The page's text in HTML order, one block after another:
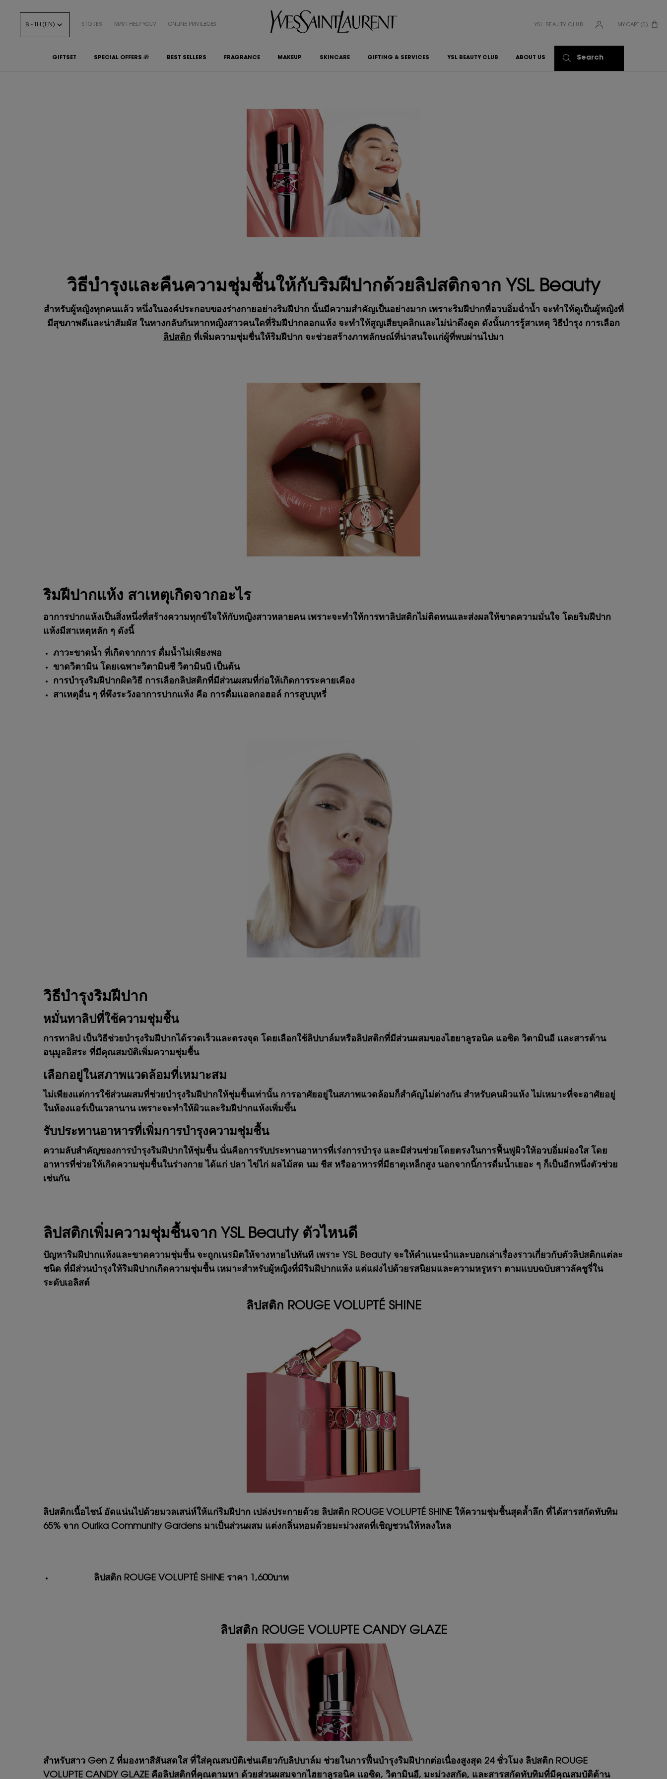
฿ - TH (EN) STORES MAY I HELP YOU? ONLINE PRIVILEGES YSL BEAUTY CLUB MY CART 0
0 PRODUCT IN CART
GIFTSET SPECIAL OFFERS 🎁 BEST SELLERS FRAGRANCE MAKEUP SKINCARE GIFTING & SERVICES YSL BEAUTY CLUB ABOUT US Search
วิธีบำรุงและคืนความชุ่มชื้นให้กับริมฝีปากด้วยลิปสติกจาก YSL Beauty
สำหรับผู้หญิงทุกคนแล้ว หนึ่งในองค์ประกอบของร่างกายอย่างริมฝีปาก นั้นมีความสำคัญเป็นอย่างมาก เพราะริมฝีปากที่อวบอิ่มฉ่ำน้ำ จะทำให้ดูเป็นผู้หญิงที่
มีสุขภาพดีและน่าสัมผัส ในทางกลับกันหากหญิงสาวคนใดที่ริมฝีปากลอกแห้ง จะทำให้สูญเสียบุคลิกและไม่น่าดึงดูด ดังนั้นการรู้สาเหตุ วิธีบำรุง การเลือก
ลิปสติก ที่เพิ่มความชุ่มชื่นให้ริมฝีปาก จะช่วยสร้างภาพลักษณ์ที่น่าสนใจแก่ผู้ที่พบผ่านไปมา
ริมฝีปากแห้ง สาเหตุเกิดจากอะไร
อาการปากแห้งเป็นสิ่งหนึ่งที่สร้างความทุกข์ใจให้กับหญิงสาวหลายคน เพราะจะทำให้การทาลิปสติกไม่ติดทนและส่งผลให้ขาดความมั่นใจ โดยริมฝีปาก
แห้งมีสาเหตุหลัก ๆ ดังนี้
ภาวะขาดน้ำ ที่เกิดจากการ ดื่มน้ำไม่เพียงพอ
ขาดวิตามิน โดยเฉพาะวิตามินซี วิตามินบี เป็นต้น
การบำรุงริมฝีปากผิดวิธี การเลือกลิปสติกที่มีส่วนผสมที่ก่อให้เกิดการระคายเคือง
สาเหตุอื่น ๆ ที่พึงระวังอาการปากแห้ง คือ การดื่มแอลกอฮอล์ การสูบบุหรี่
วิธีบำรุงริมฝีปาก
หมั่นทาลิปที่ใช้ความชุ่มชื้น
การทาลิป เป็นวิธีช่วยบำรุงริมฝีปากได้รวดเร็วและตรงจุด โดยเลือกใช้ลิปบาล์มหรือลิปสติกที่มีส่วนผสมของไฮยาลูรอนิค แอซิด วิตามินอี และสารต้าน
อนุมูลอิสระ ที่มีคุณสมบัติเพิ่มความชุ่มชื้น
เลือกอยู่ในสภาพแวดล้อมที่เหมาะสม
ไม่เพียงแต่การใช้ส่วนผสมที่ช่วยบำรุงริมฝีปากให้ชุ่มชื้นเท่านั้น การอาศัยอยู่ในสภาพแวดล้อมก็สำคัญไม่ต่างกัน สำหรับคนผิวแห้ง ไม่เหมาะที่จะอาศัยอยู่
ในห้องแอร์เป็นเวลานาน เพราะจะทำให้ผิวและริมฝีปากแห้งเพิ่มขึ้น
รับประทานอาหารที่เพิ่มการบำรุงความชุ่มชื้น
ความลับสำคัญของการบำรุงริมฝีปากให้ชุ่มชื้น นั่นคือการรับประทานอาหารที่เร่งการบำรุง และมีส่วนช่วยโดยตรงในการฟื้นฟูผิวให้อวบอิ่มผ่องใส โดย
อาหารที่ช่วยให้เกิดความชุ่มชื้นในร่างกาย ได้แก่ ปลา ไข่ไก่ ผลไม้สด นม ชีส หรืออาหารที่มีธาตุเหล็กสูง นอกจากนี้การดื่มน้ำเยอะ ๆ ก็เป็นอีกหนึ่งตัวช่วย
เช่นกัน
ลิปสติกเพิ่มความชุ่มชื้นจาก YSL Beauty ตัวไหนดี
ปัญหาริมฝีปากแห้งและขาดความชุ่มชื้น จะถูกเนรมิตให้จางหายไปทันที เพราะ YSL Beauty จะให้คำแนะนำและบอกเล่าเรื่องราวเกี่ยวกับตัวลิปสติกแต่ละ
ชนิด ที่มีส่วนบำรุงให้ริมฝีปากเกิดความชุ่มชื้น เหมาะสำหรับผู้หญิงที่มีริมฝีปากแห้ง แต่แฝงไปด้วยรสนิยมและความหรูหรา ตามแบบฉบับสาวลัคชูรี่ใน
ระดับเอลิสต์
ลิปสติก ROUGE VOLUPTÉ SHINE
ลิปสติกเนื้อไชน์ อัดแน่นไปด้วยมวลเสน่ห์ให้แก่ริมฝีปาก เปล่งประกายด้วย ลิปสติก ROUGE VOLUPTÉ SHINE ให้ความชุ่มชื้นสุดล้ำลึก ที่ได้สารสกัดทับทิม
65% จาก Ourika Community Gardens มาเป็นส่วนผสม แต่งกลิ่นหอมด้วยมะม่วงสดที่เชิญชวนให้หลงใหล
ลิปสติก ROUGE VOLUPTÉ SHINE ราคา 1,600บาท
ลิปสติก ROUGE VOLUPTE CANDY GLAZE
สำหรับสาว Gen Z ที่มองหาสีสันสดใส ที่ใส่คุณสมบัติเช่นเดียวกับลิปบาล์ม ช่วยในการฟื้นบำรุงริมฝีปากต่อเนื่องสูงสุด 24 ชั่วโมง ลิปสติก ROUGE
VOLUPTE CANDY GLAZE คือลิปสติกที่คุณตามหา ด้วยส่วนผสมจากไฮยาลูรอนิค แอซิด, วิตามินอี, มะม่วงสกัด, และสารสกัดทับทิมที่มีคุณสมบัติต้าน